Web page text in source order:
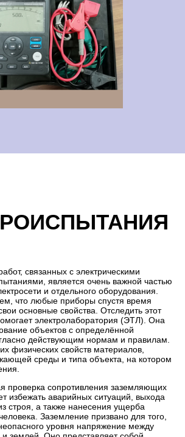
связанных с электрическими
является очень важной частью
и отдельного оборудования.
что любые приборы спустя время
основные свойства. Отследить этот
электролаборатория (ЭТЛ). Она
объектов с определённой
действующим нормам и правилам.
физических свойств материалов,
среды и типа объекта, на котором
проверка сопротивления заземляющих
избежать аварийных ситуаций, выхода
строя, а также нанесения ущерба
Заземление призвано для того,
уровня напряжение между